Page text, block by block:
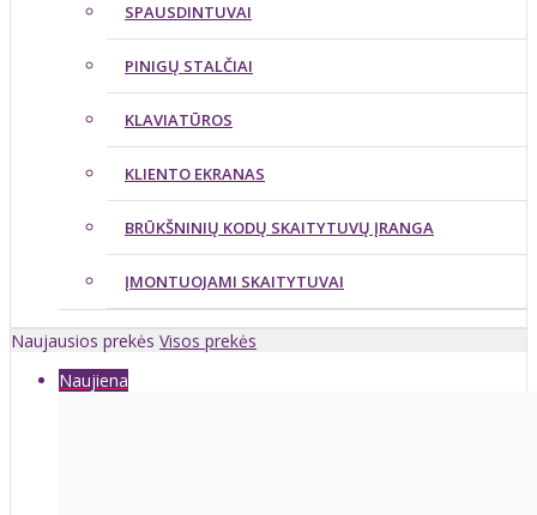
SPAUSDINTUVAI
PINIGŲ STALČIAI
KLAVIATŪROS
KLIENTO EKRANAS
BRŪKŠNINIŲ KODŲ SKAITYTUVŲ ĮRANGA
ĮMONTUOJAMI SKAITYTUVAI
Naujausios prekės Visos prekės
Naujiena